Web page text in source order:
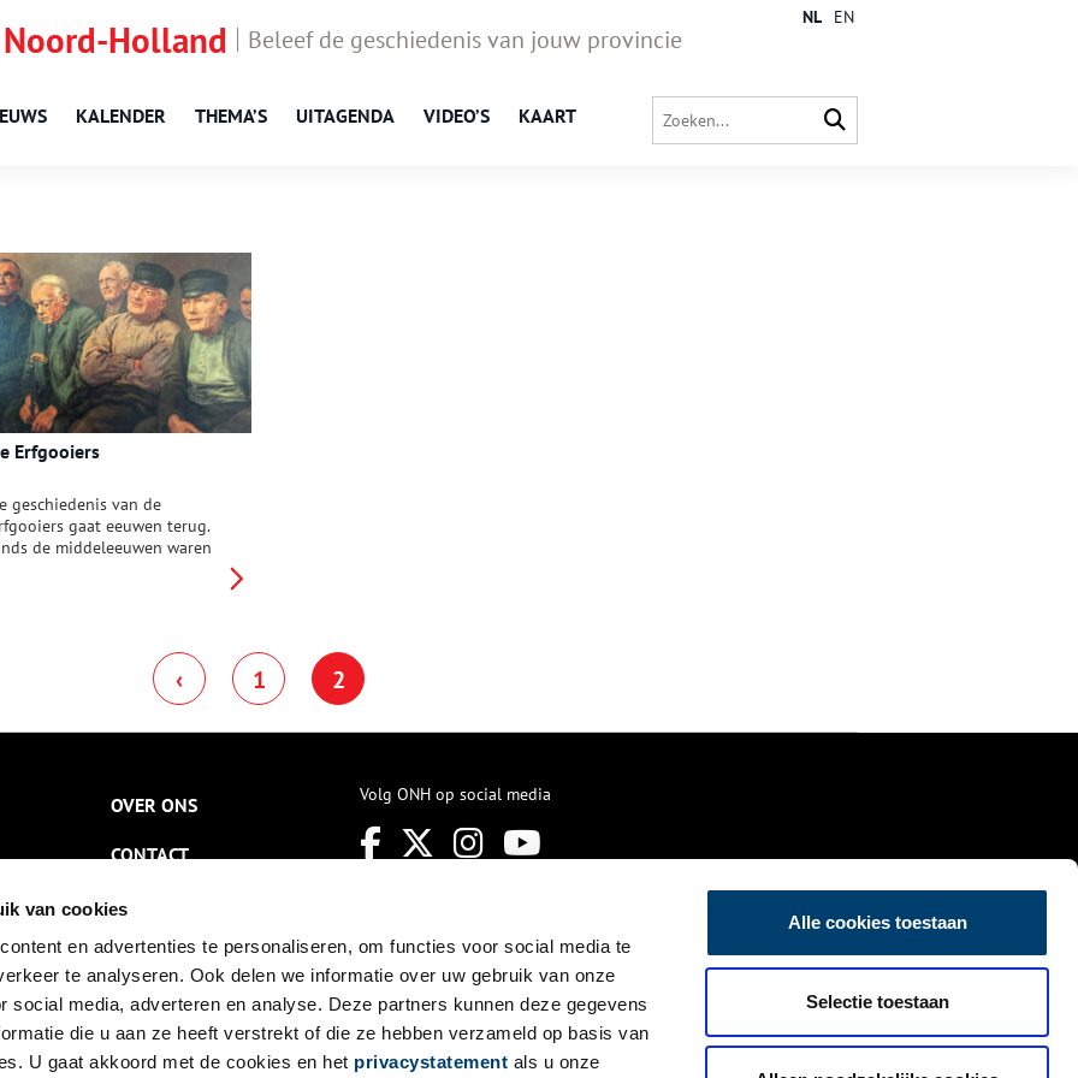
van cookies
en advertenties te personaliseren, om functies voor social media te
te analyseren. Ook delen we informatie over uw gebruik van onze
social media, adverteren en analyse. Deze partners kunnen deze gegevens
die u aan ze heeft verstrekt of die ze hebben verzameld op basis van
U gaat akkoord met de cookies en het privacystatement als u onze
Alle cookies toestaan
Selectie toestaan
Holland Beleef de geschiedenis van jouw provincie
KALENDER THEMA’S UITAGENDA VIDEO’S KAART
NL EN
Erfgooiers
geschiedenis van de
gaat eeuwen terug.
de middeleeuwen waren
het bewind van de graaf van
Holland, eind dertiende eeuw,
kwam de Gooise Marke tot
gebruiken van de Gooise
kreeg ook een naam: Stad en
in de Tweede
Kamer. Deze wet regelde het
van de Gooise
De Vereniging Stad en
van Gooiland kreeg
deze wet het eigendom
de gemene weiden en
Tegenwoordig worden
‹ 1 2
OVER ONS
CONTACT
NIEUWSBRIEF
DISCLAIMER
PRIVACY
TOEGANKELIJKHEID
Volg ONH op social media